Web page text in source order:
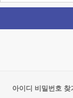
아이디 비밀번호 찾